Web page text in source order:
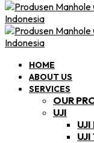
HOME
ABOUT US
SERVICES
OUR
UJI
UJI
UJI